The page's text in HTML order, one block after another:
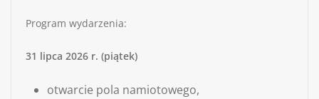
Program wydarzenia:
31 lipca 2026 r. (piątek)
otwarcie pola namiotowego,